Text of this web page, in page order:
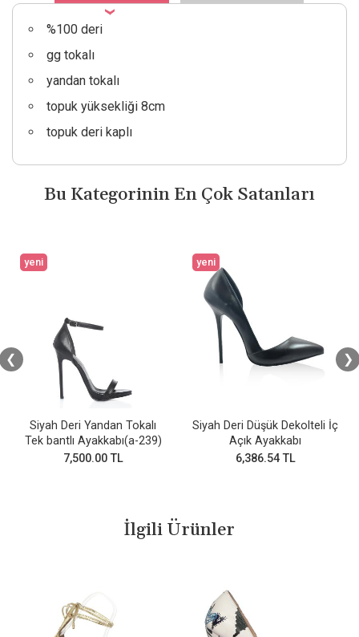
%100 deri
gg tokalı
yandan tokalı
topuk yüksekliği 8cm
topuk deri kaplı
Bu Kategorinin En Çok Satanları
yeni
Siyah Deri Yandan Tokalı
Tek bantlı Ayakkabı(a-239)
7,500.00 TL
yeni
Siyah Deri Düşük Dekolteli İç
Açık Ayakkabı
6,386.54 TL
❮ ❯
İlgili Ürünler